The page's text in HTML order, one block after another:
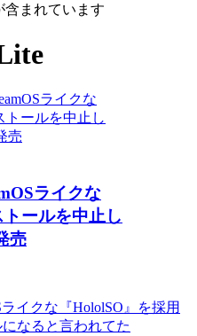
含まれています
ライクな
トールを中止し
売
イクな『HololSO』を採用
になると言われてた